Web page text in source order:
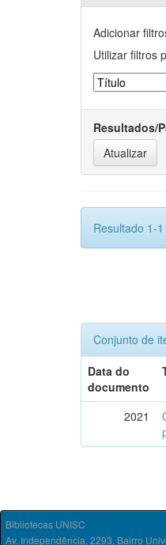
Adicionar
Utilizar filtros
Resultados/
Resultado 1-
Conjunto de
Data do
documento
2021
Bibliotecas UNISC
Av. Independência, 2293, Bairro